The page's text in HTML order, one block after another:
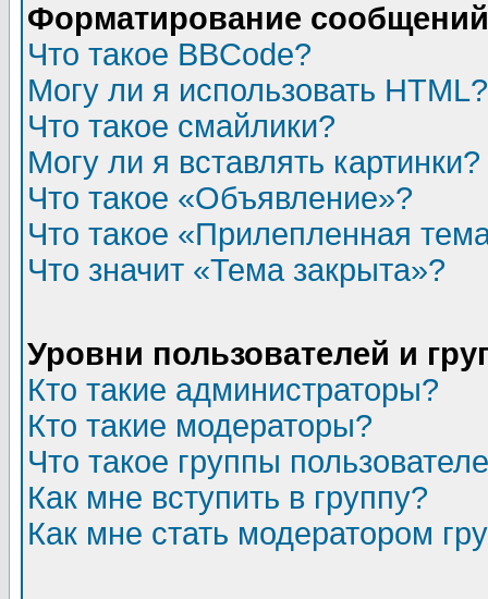
Форматирование
Что такое BBCode?
Могу ли я использовать HTML?
Что такое смайлики?
Могу ли я вставлять картинки?
Что такое «Объявление»?
Что такое «Прилепленная
Что значит «Тема закрыта»?
Уровни пользователей и
Кто такие администраторы?
Кто такие модераторы?
Что такое группы
Как мне вступить в группу?
Как мне стать модератором